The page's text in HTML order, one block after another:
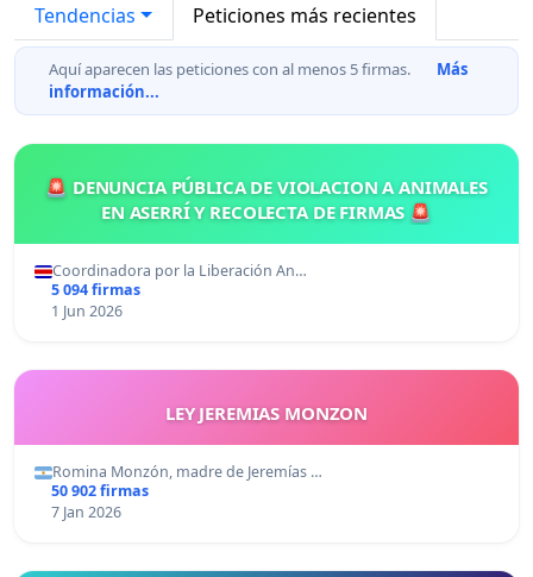
Tendencias Peticiones más recientes
Aquí aparecen las peticiones con al menos 5 firmas.
Más
información...
🚨 DENUNCIA PÚBLICA DE VIOLACION A ANIMALES
EN ASERRÍ Y RECOLECTA DE FIRMAS 🚨
Coordinadora por la Liberación An…
5 094 firmas
1 Jun 2026
LEY JEREMIAS MONZON
Romina Monzón, madre de Jeremías …
50 902 firmas
7 Jan 2026